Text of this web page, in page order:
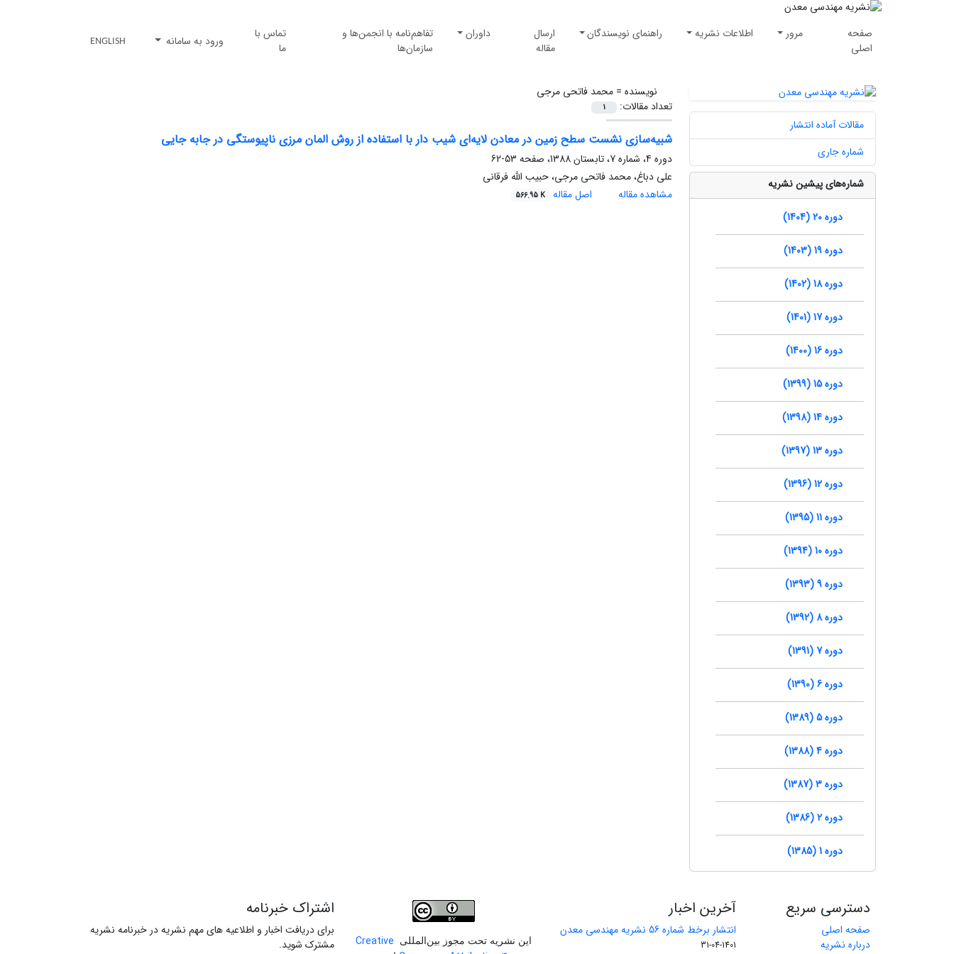
صفحه
اصلی
مرور اطلاعات نشریه راهنمای نویسندگان
ارسال
مقاله
داوران
تفاهم‌نامه با انجمن‌ها و
سازمان‌ها
تماس با
ما
ورود به سامانه ENGLISH
نویسنده =محمد فاتحی مرجی
تعداد مقالات:
1
شبیه‌سازی نشست سطح زمین در معادن لایه‌ای شیب دار با استفاده از روش المان مرزی ناپیوستگی در جابه جایی
دوره 4، شماره 7، تابستان 1388، صفحه
53-62
علی دباغ، محمد فاتحی مرجی، حبیب الله فرقانی
مشاهده مقاله
اصل مقاله 566.95 K
مقالات آماده انتشار
شماره جاری
شماره‌های پیشین نشریه
دوره 20 (1404)
دوره 19 (1403)
دوره 18 (1402)
دوره 17 (1401)
دوره 16 (1400)
دوره 15 (1399)
دوره 14 (1398)
دوره 13 (1397)
دوره 12 (1396)
دوره 11 (1395)
دوره 10 (1394)
دوره 9 (1393)
دوره 8 (1392)
دوره 7 (1391)
دوره 6 (1390)
دوره 5 (1389)
دوره 4 (1388)
دوره 3 (1387)
دوره 2 (1386)
دوره 1 (1385)
دسترسی سریع
صفحه اصلی
درباره نشریه
آخرین اخبار
انتشار برخط شماره 56 نشریه مهندسی معدن
1401-04-31 این نشریه تحت مجوز بین‌المللی
Creative
اشتراک خبرنامه
برای دریافت اخبار و اطلاعیه های مهم نشریه در خبرنامه نشریه
مشترک شوید.